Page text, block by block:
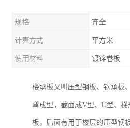
规格 齐全
计算方式 平方米
使用材料 镀锌卷板
楼承板又叫压型钢板、钢承板
弯成型，截面成V型、U型、
板，后面有用于楼层的压型钢